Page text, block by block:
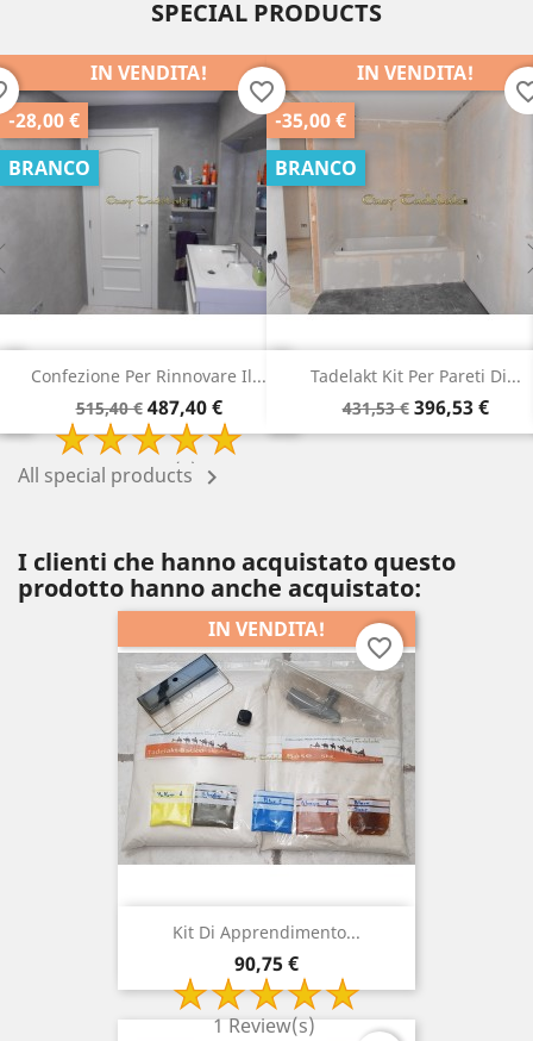
SPECIAL PRODUCTS
Rinnovare Il...
487,40 €
favorite_border
Tadelakt Kit Per Pareti Di...
Prezzo
di
base
431,53 € 396,53 €
IN VENDITA!
-35,00 €
BRANCO
favorite_border
Tadelakt
Prezzo
di
340,78
IN
-25,00 €
BRANCO
All special products 
I clienti che hanno acquistato questo
prodotto hanno anche acquistato:
Kit Di Apprendimento...
Prezzo
90,75 €
1 Review(s)
IN VENDITA!
favorite_border